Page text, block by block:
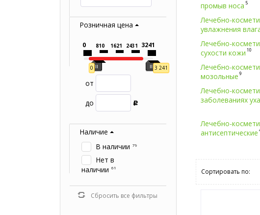
Розничная цена
0 3 241
0 810 1621 2431 3241
от
до Р
Наличие
В наличии 79
Нет в
наличии 61
Сбросить все фильтры
промыв носа 5
Лечебно-
увлажнения
Лечебно-
сухости кожи 10
Лечебно-
мозольные 9
Лечебно-
заболеваниях уха
Лечебно-
антисептические
Сортировать по: